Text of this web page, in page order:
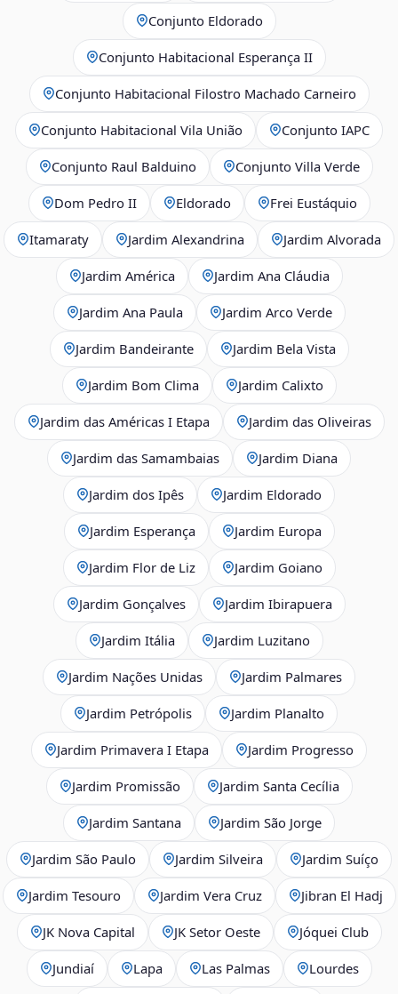
Conjunto Eldorado
Conjunto Habitacional Esperança II
Conjunto Habitacional Filostro Machado Carneiro
Conjunto Habitacional Vila União Conjunto IAPC
Conjunto Raul Balduino Conjunto Villa Verde
Dom Pedro II Eldorado Frei Eustáquio
Itamaraty Jardim Alexandrina Jardim Alvorada
Jardim América Jardim Ana Cláudia
Jardim Ana Paula Jardim Arco Verde
Jardim Bandeirante Jardim Bela Vista
Jardim Bom Clima Jardim Calixto
Jardim das Américas I Etapa Jardim das Oliveiras
Jardim das Samambaias Jardim Diana
Jardim dos Ipês Jardim Eldorado
Jardim Esperança Jardim Europa
Jardim Flor de Liz Jardim Goiano
Jardim Gonçalves Jardim Ibirapuera
Jardim Itália Jardim Luzitano
Jardim Nações Unidas Jardim Palmares
Jardim Petrópolis Jardim Planalto
Jardim Primavera I Etapa Jardim Progresso
Jardim Promissão Jardim Santa Cecília
Jardim Santana Jardim São Jorge
Jardim São Paulo Jardim Silveira Jardim Suíço
Jardim Tesouro Jardim Vera Cruz Jibran El Hadj
JK Nova Capital JK Setor Oeste Jóquei Club
Jundiaí Lapa Las Palmas Lourdes